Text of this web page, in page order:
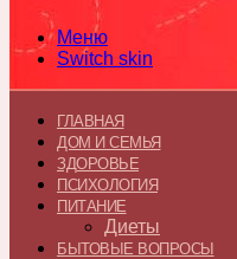
Меню
Switch skin
ГЛАВНАЯ
ДОМ И СЕМЬЯ
ЗДОРОВЬЕ
ПСИХОЛОГИЯ
ПИТАНИЕ
Диеты
БЫТОВЫЕ ВОПРОСЫ